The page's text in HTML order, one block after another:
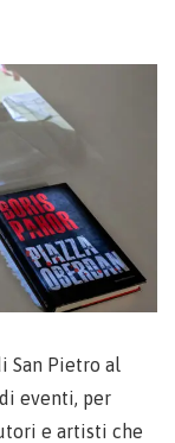
San Pietro al
eventi, per
e artisti che